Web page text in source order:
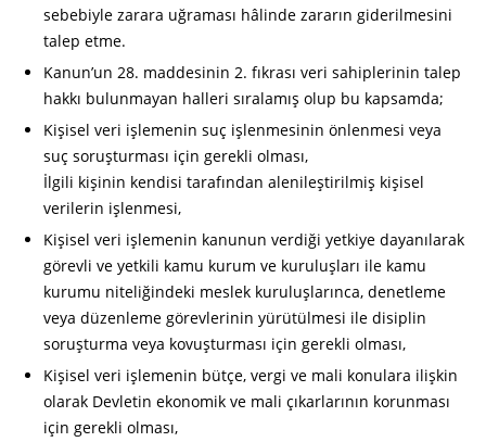
sebebiyle zarara uğraması hâlinde zararın giderilmesini
talep etme.
Kanun’un 28. maddesinin 2. fıkrası veri sahiplerinin talep
hakkı bulunmayan halleri sıralamış olup bu kapsamda;
Kişisel veri işlemenin suç işlenmesinin önlenmesi veya
suç soruşturması için gerekli olması,
İlgili kişinin kendisi tarafından alenileştirilmiş kişisel
verilerin işlenmesi,
Kişisel veri işlemenin kanunun verdiği yetkiye dayanılarak
görevli ve yetkili kamu kurum ve kuruluşları ile kamu
kurumu niteliğindeki meslek kuruluşlarınca, denetleme
veya düzenleme görevlerinin yürütülmesi ile disiplin
soruşturma veya kovuşturması için gerekli olması,
Kişisel veri işlemenin bütçe, vergi ve mali konulara ilişkin
olarak Devletin ekonomik ve mali çıkarlarının korunması
için gerekli olması,